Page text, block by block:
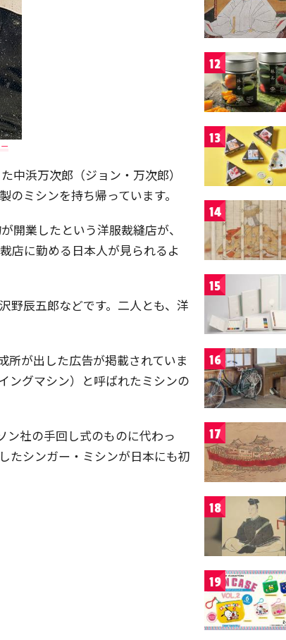
中浜万次郎（ジョン・万次郎）
ミシンを持ち帰っています。
開業したという洋服裁縫店が、
店に勤める日本人が見られるよ
野辰五郎などです。二人とも、洋
所が出した広告が掲載されていま
ングマシン）と呼ばれたミシンの
ン社の手回し式のものに代わっ
たシンガー・ミシンが日本にも初
12
13
14
15
16
17
18
19